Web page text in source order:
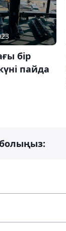
бір
пайда